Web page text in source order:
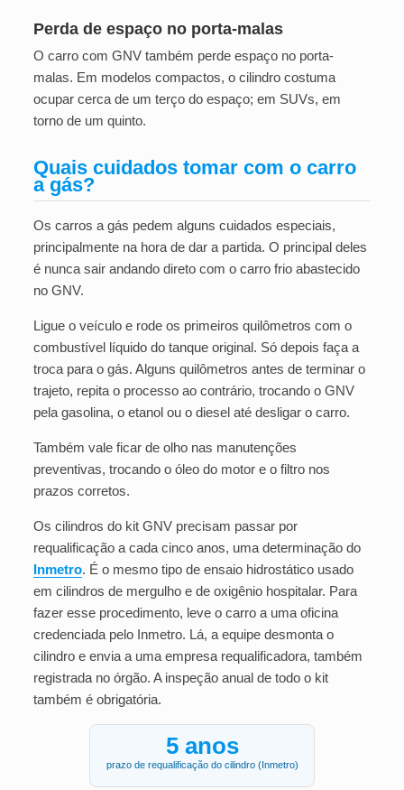
Perda de espaço no porta-malas
O carro com GNV também perde espaço no porta-
malas. Em modelos compactos, o cilindro costuma
ocupar cerca de um terço do espaço; em SUVs, em
torno de um quinto.
Quais cuidados tomar com o carro
a gás?
Os carros a gás pedem alguns cuidados especiais,
principalmente na hora de dar a partida. O principal deles
é nunca sair andando direto com o carro frio abastecido
no GNV.
Ligue o veículo e rode os primeiros quilômetros com o
combustível líquido do tanque original. Só depois faça a
troca para o gás. Alguns quilômetros antes de terminar o
trajeto, repita o processo ao contrário, trocando o GNV
pela gasolina, o etanol ou o diesel até desligar o carro.
Também vale ficar de olho nas manutenções
preventivas, trocando o óleo do motor e o filtro nos
prazos corretos.
Os cilindros do kit GNV precisam passar por
requalificação a cada cinco anos, uma determinação do
Inmetro. É o mesmo tipo de ensaio hidrostático usado
em cilindros de mergulho e de oxigênio hospitalar. Para
fazer esse procedimento, leve o carro a uma oficina
credenciada pelo Inmetro. Lá, a equipe desmonta o
cilindro e envia a uma empresa requalificadora, também
registrada no órgão. A inspeção anual de todo o kit
também é obrigatória.
5 anos
prazo de requalificação do cilindro (Inmetro)